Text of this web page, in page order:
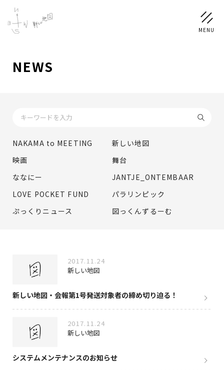
NEWS
香取 慎吾
DISCOGRAPHY
CHIZUSHOP
CHIZULOG
お問い合わせ
メールマガジン登録/解除
NEWS
NAKAMA to MEETING
新しい地図
映画
舞台
ななにー
JANTJE_ONTEMBAAR
LOVE POCKET FUND
パラリンピック
ぷっくりニュース
図っくんずるーむ
2017.11.24
新しい地図
新しい地図・会報第1号発送対象者の締め切り迫る！
2017.11.24
新しい地図
システムメンテナンスのお知らせ